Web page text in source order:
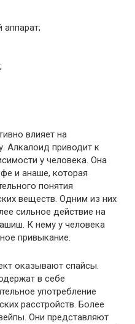
влияет на
Алкалоид приводит к
у человека. Она
и анаше, которая
понятия
веществ. Одним из них
сильное действие на
К нему у человека
привыкание.
оказывают спайсы.
в себе
употребление
расстройств. Более
Они представляют